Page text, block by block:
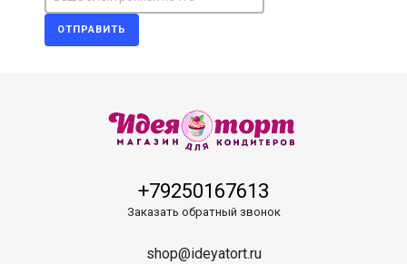
ОТПРАВИТЬ
+79250167613
Заказать обратный звонок
shop@ideyatort.ru